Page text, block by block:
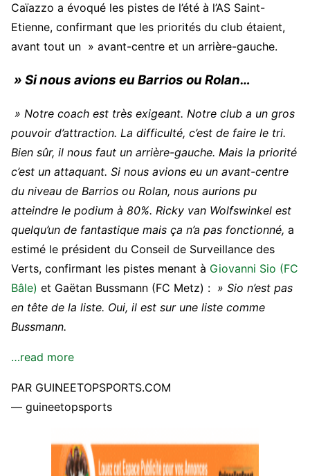
Caïazzo a évoqué les pistes de l’été à l’AS Saint-
Etienne, confirmant que les priorités du club étaient,
avant tout un » avant-centre et un arrière-gauche.
» Si nous avions eu Barrios ou Rolan…
» Notre coach est très exigeant. Notre club a un gros
pouvoir d’attraction. La difficulté, c’est de faire le tri.
Bien sûr, il nous faut un arrière-gauche. Mais la priorité
c’est un attaquant. Si nous avions eu un avant-centre
du niveau de Barrios ou Rolan, nous aurions pu
atteindre le podium à 80%. Ricky van Wolfswinkel est
quelqu’un de fantastique mais ça n’a pas fonctionné, a
estimé le président du Conseil de Surveillance des
Verts, confirmant les pistes menant à Giovanni Sio (FC
Bâle) et Gaëtan Bussmann (FC Metz) : » Sio n’est pas
en tête de la liste. Oui, il est sur une liste comme
Bussmann.
…read more
PAR GUINEETOPSPORTS.COM
— guineetopsports